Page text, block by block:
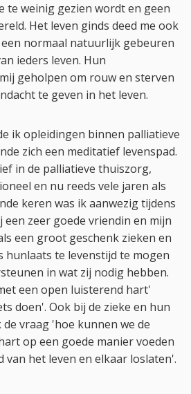
te weinig gezien wordt en geen
Het leven ginds deed me ook
normaal natuurlijk gebeuren
ieders leven. Hun
geholpen om rouw en sterven
te geven in het leven.
ik opleidingen binnen palliatieve
zich een meditatief levenspad.
in de palliatieve thuiszorg,
en nu reeds vele jaren als
keren was ik aanwezig tijdens
een zeer goede vriendin en mijn
een groot geschenk zieken en
hunlaats te levenstijd te mogen
in wat zij nodig hebben.
een open luisterend hart'
doen'. Ook bij de zieke en hun
vraag 'hoe kunnen we de
op een goede manier voeden
van het leven en elkaar loslaten'.